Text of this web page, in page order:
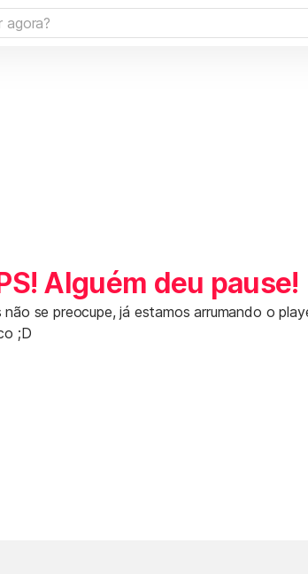
Alguém deu pause!
não se preocupe, já estamos arrumando o
;D